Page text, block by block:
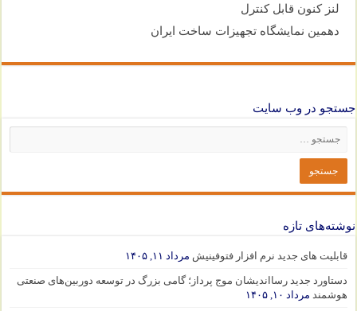
لنز کنون قابل کنترل
دهمین نمایشگاه تجهیزات ساخت ایران
جستجو در وب سایت
نوشته‌های تازه
قابلیت های جدید نرم افزار فتوفینیش مرداد ۱۱, ۱۴۰۵
دستاورد جدید رسااندیشان موج پرداز؛ گامی بزرگ در توسعه دوربین‌های صنعتی
هوشمند مرداد ۱۰, ۱۴۰۵